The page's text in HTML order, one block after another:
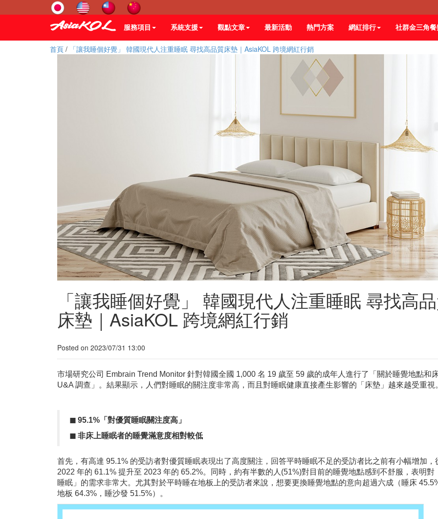
服務項目 系統支援 觀點文章 最新活動 熱門方案 網紅排行 社群金三角
首頁 / 「讓我睡個好覺」 韓國現代人注重睡眠 尋找高品質床墊｜AsiaKOL 跨境網紅行銷
「讓我睡個好覺」 韓國現代人注重睡眠 尋找高
床墊｜AsiaKOL 跨境網紅行銷
Posted on 2023/07/31 13:00
市場研究公司 Embrain Trend Monitor 針對韓國全國 1,000 名 19 歲至 59 歲的成年人進行了「關於睡覺地點和
U&A 調查」。結果顯示，人們對睡眠的關注度非常高，而且對睡眠健康直接產生影響的「床墊」越來越受重視
◼︎ 95.1% 「 對優質睡眠關注度高」
◼︎ 非床上睡眠者的睡覺滿意度相對較低
首先，有高達 95.1% 的受訪者對優質睡眠表現出了高度關注，回答平時睡眠不足的受訪者比之前有小幅增加，
2022 年的 61.1% 提升至 2023 年的 65.2%。同時，約有半數的人(51%)對目前的睡覺地點感到不舒服，表明對
睡眠」的需求非常大。尤其對於平時睡在地板上的受訪者來說，想要更換睡覺地點的意向超過六成（睡床
地板 64.3%，睡沙發 51.5%）。